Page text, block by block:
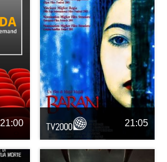
21:00 21:05